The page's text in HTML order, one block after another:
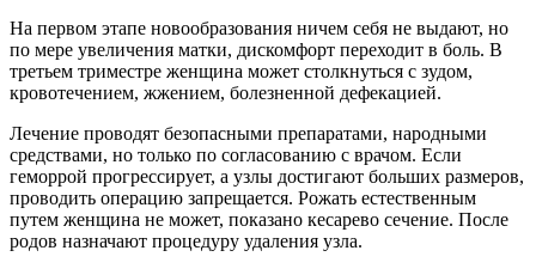
На первом этапе новообразования ничем себя не выдают, но
по мере увеличения матки, дискомфорт переходит в боль. В
третьем триместре женщина может столкнуться с зудом,
кровотечением, жжением, болезненной дефекацией.
Лечение проводят безопасными препаратами, народными
средствами, но только по согласованию с врачом. Если
геморрой прогрессирует, а узлы достигают больших размеров,
проводить операцию запрещается. Рожать естественным
путем женщина не может, показано кесарево сечение. После
родов назначают процедуру удаления узла.